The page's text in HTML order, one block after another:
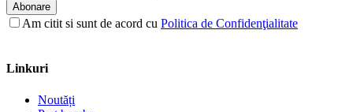
Abonare
Am citit si sunt de acord cu Politica de Confidenţialitate
Linkuri
Noutăți